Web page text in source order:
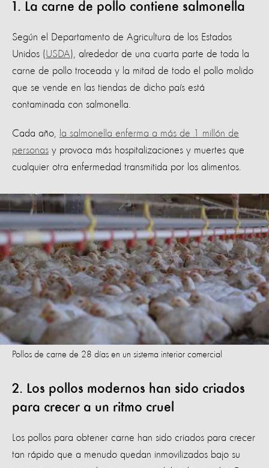
1. La carne de pollo contiene salmonella
Según el Departamento de Agricultura de los Estados
Unidos (USDA), alrededor de una cuarta parte de toda la
carne de pollo troceada y la mitad de todo el pollo molido
que se vende en las tiendas de dicho país está
contaminada con salmonella.
Cada año,
la salmonella enferma a más de 1 millón de
personas y provoca más hospitalizaciones y muertes que
cualquier otra enfermedad transmitida por los alimentos.
Pollos de carne de 28 días en un sistema interior comercial
2. Los pollos modernos han sido criados
para crecer a un ritmo cruel
Los pollos para obtener carne han sido criados para crecer
tan rápido que a menudo quedan inmovilizados bajo su